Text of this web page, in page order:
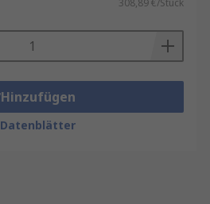
308,89 €/Stück
Hinzufügen
Datenblätter